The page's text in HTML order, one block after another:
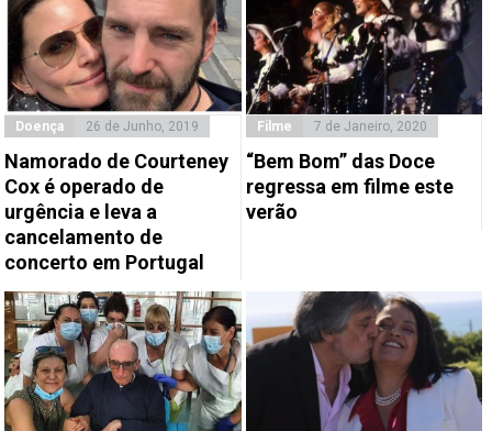
Doença 26 de Junho, 2019
Namorado de Courteney
Cox é operado de
urgência e leva a
cancelamento de
concerto em Portugal
Filme 7 de Janeiro, 2020
“Bem Bom” das Doce
regressa em filme este
verão